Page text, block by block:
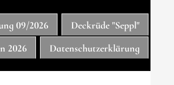
09/2026
Deckrüde "Seppl"
2026
Datenschutzerklärung